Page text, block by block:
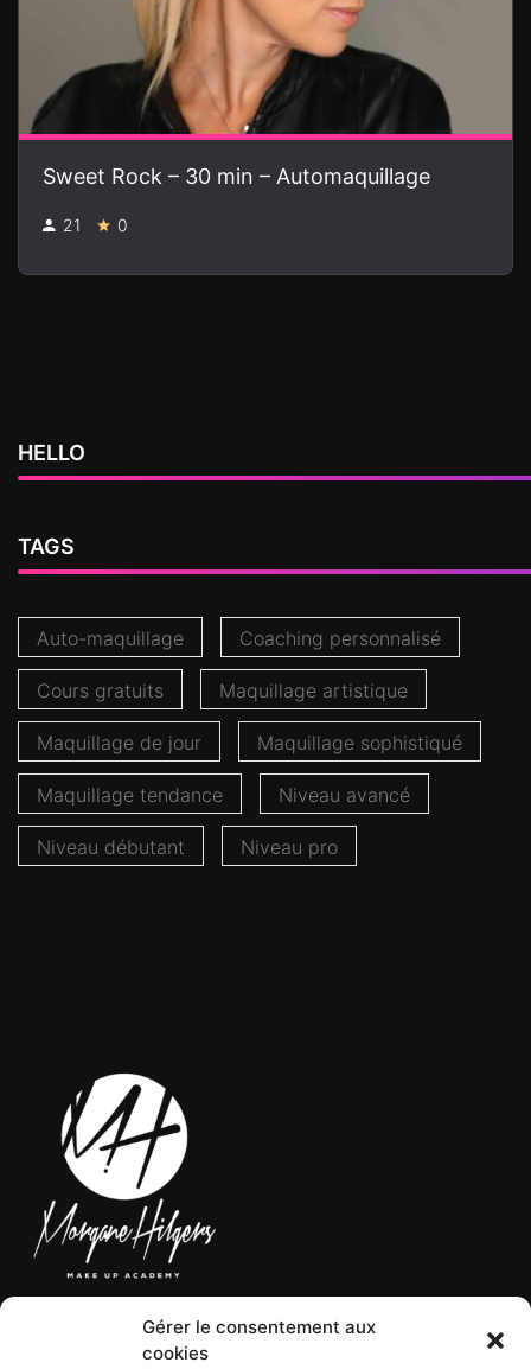
Gérer le consentement aux
cookies
Sweet Rock – 30 min – Automaquillage
21 0
HELLO
TAGS
Auto-maquillage Coaching personnalisé
Cours gratuits Maquillage artistique
Maquillage de jour Maquillage sophistiqué
Maquillage tendance Niveau avancé
Niveau débutant Niveau pro